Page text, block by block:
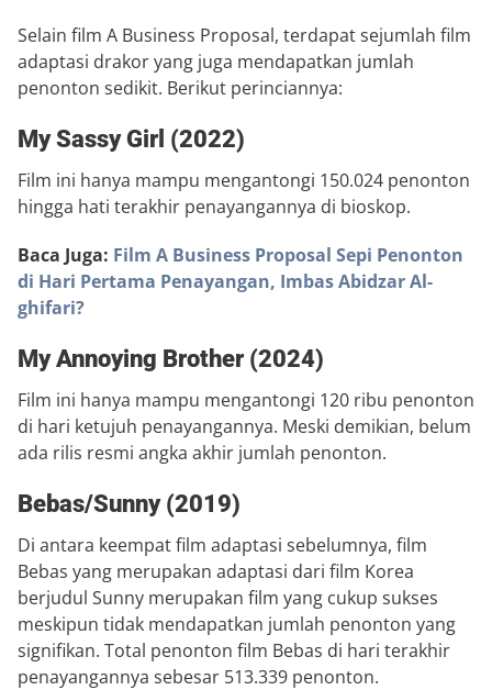
Selain film A Business Proposal, terdapat sejumlah film
adaptasi drakor yang juga mendapatkan jumlah
penonton sedikit. Berikut perinciannya:
My Sassy Girl (2022)
Film ini hanya mampu mengantongi 150.024 penonton
hingga hati terakhir penayangannya di bioskop.
Baca Juga: Film A Business Proposal Sepi Penonton
di Hari Pertama Penayangan, Imbas Abidzar Al-
ghifari?
My Annoying Brother (2024)
Film ini hanya mampu mengantongi 120 ribu penonton
di hari ketujuh penayangannya. Meski demikian, belum
ada rilis resmi angka akhir jumlah penonton.
Bebas/Sunny (2019)
Di antara keempat film adaptasi sebelumnya, film
Bebas yang merupakan adaptasi dari film Korea
berjudul Sunny merupakan film yang cukup sukses
meskipun tidak mendapatkan jumlah penonton yang
signifikan. Total penonton film Bebas di hari terakhir
penayangannya sebesar 513.339 penonton.